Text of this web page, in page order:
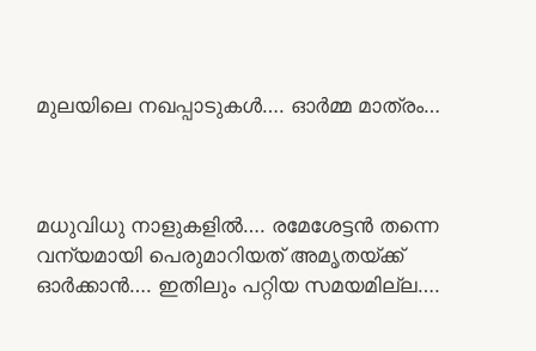
മുലയിലെ നഖപ്പാടുകൾ…. ഓർമ്മ മാത്രം…
മധുവിധു നാളുകളിൽ…. രമേശേട്ടൻ തന്നെ
വന്യമായി പെരുമാറിയത് അമൃതയ്ക്ക്
ഓർക്കാൻ…. ഇതിലും പറ്റിയ സമയമില്ല….